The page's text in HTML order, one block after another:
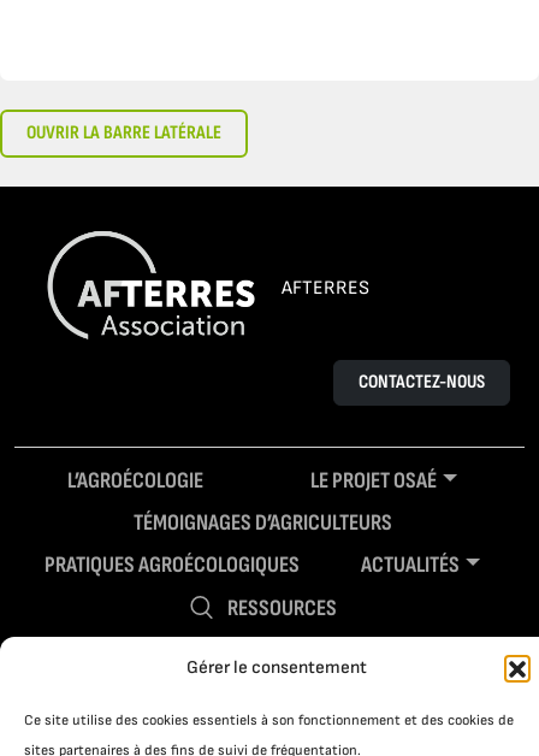
Gérer le consentement
Ce site utilise des cookies essentiels à son fonctionnement et des cookies de
sites partenaires à des fins de suivi de fréquentation.
OUVRIR LA BARRE LATÉRALE
AFTERRES
CONTACTEZ-NOUS
L’AGROÉCOLOGIE
LE PROJET OSAÉ
TÉMOIGNAGES D’AGRICULTEURS
PRATIQUES AGROÉCOLOGIQUES
ACTUALITÉS
RESSOURCES